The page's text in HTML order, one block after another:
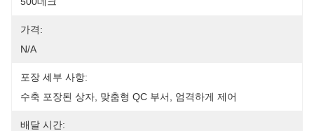
가격:
N/A
포장 세부 사항:
수축 포장된 상자, 맞춤형 QC 부서, 엄격하게 제어
배달 시간: